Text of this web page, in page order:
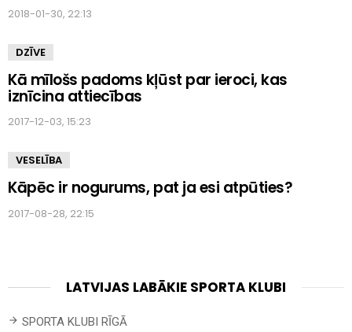
2018-01-30, 22:13
DZĪVE
Kā mīlošs padoms kļūst par ieroci, kas
iznīcina attiecības
2017-12-03, 15:23
VESELĪBA
Kāpēc ir nogurums, pat ja esi atpūties?
2017-08-28, 22:15
LATVIJAS LABĀKIE SPORTA KLUBI
SPORTA KLUBI RĪGĀ